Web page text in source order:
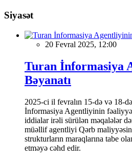
Siyasət
20 Fevral 2025, 12:00
Turan İnformasiya
Bəyanatı
2025-ci il fevralın 15-də və 18-
İnformasiya Agentliyinin
iddialar irəli sürülən məqalələr
müəllif agentliyi Qərb
strukturların maraqlarına tabe
etməyə cəhd edir.